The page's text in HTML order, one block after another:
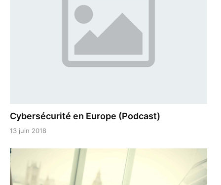
Cybersécurité en Europe (Podcast)
13 juin 2018